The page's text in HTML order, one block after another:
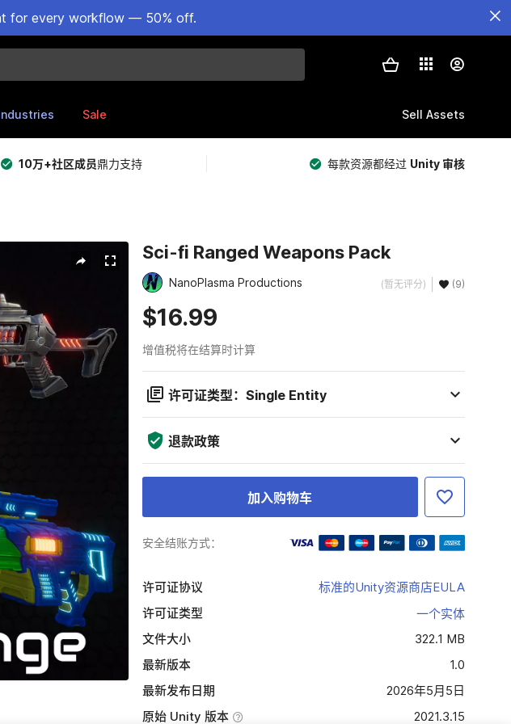
for every workflow — 50% off.
Sale Sell Assets
10万+社区成员鼎力支持 每款资源都经过 Unity 审核
Sci-fi Ranged Weapons Pack
NanoPlasma Productions (暂无评分) (9)
$16.99
增值税将在结算时计算
许可证类型：Single Entity
退款政策
加入购物车
安全结账方式：
许可证协议
标准的Unity资源商店EULA
许可证类型
一个实体
文件大小
322.1 MB
最新版本
1.0
最新发布日期
2026年5月5日
原始 Unity 版本
2021.3.15